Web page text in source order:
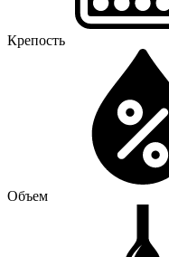
Крепость
Объем